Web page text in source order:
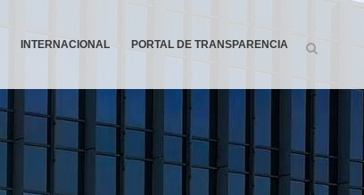
INTERNACIONAL PORTAL DE TRANSPARENCIA